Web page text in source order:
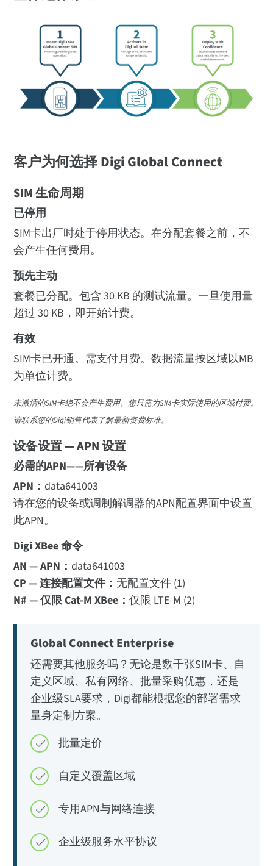
客户为何选择 Digi Global Connect
SIM 生命周期
已停用
SIM卡出厂时处于停用状态。在分配套餐之前，不
会产生任何费用。
预先主动
套餐已分配。包含 30 KB 的测试流量。一旦使用量
超过 30 KB，即开始计费。
有效
SIM卡已开通。需支付月费。数据流量按区域以MB
为单位计费。
未激活的SIM卡绝不会产生费用。您只需为SIM卡实际使用的区域付费。
请联系您的Digi销售代表了解最新资费标准。
设备设置 — APN 设置
必需的APN——所有设备
APN：data641003
请在您的设备或调制解调器的APN配置界面中设置
此APN。
Digi XBee 命令
AN — APN：data641003
CP — 连接配置文件： 无配置文件 (1)
N# — 仅限 Cat-M XBee：仅限 LTE-M (2)
Global Connect Enterprise
还需要其他服务吗？无论是数千张SIM卡、自
定义区域、私有网络、批量采购优惠，还是
企业级SLA要求，Digi都能根据您的部署需求
量身定制方案。
批量定价
自定义覆盖区域
专用APN与网络连接
企业级服务水平协议